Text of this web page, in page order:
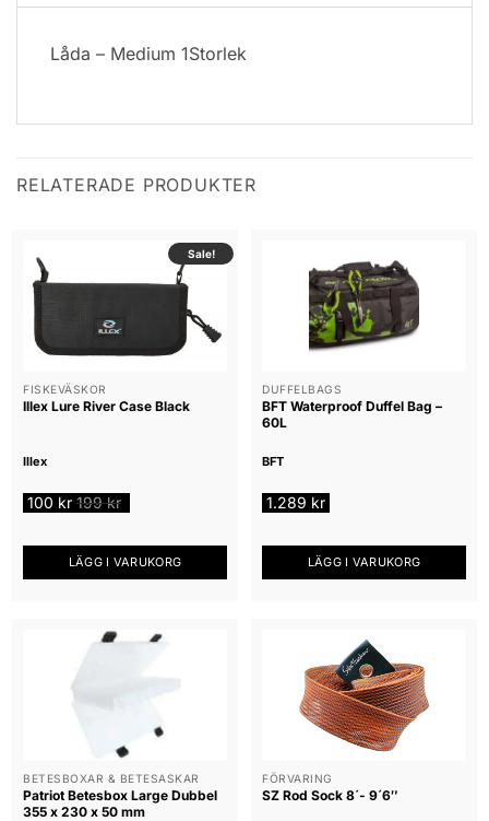
Låda – Medium 1Storlek
RELATERADE PRODUKTER
Sale!
FISKEVÄSKOR
Illex Lure River Case Black
Illex
100 kr 199kr
LÄGG I VARUKORG
DUFFELBAGS
BFT Waterproof Duffel Bag –
60L
BFT
1.289 kr
LÄGG I VARUKORG
BETESBOXAR & BETESASKAR
Patriot Betesbox Large Dubbel
355 x 230 x 50 mm
FÖRVARING
SZ Rod Sock 8´- 9´6″